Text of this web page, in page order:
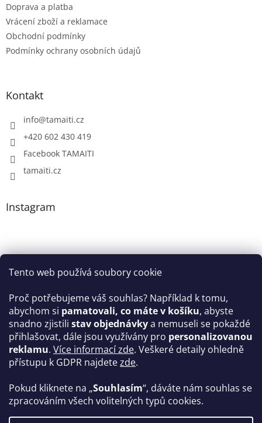
Tento web používá soubory cookie
Proč potřebujeme váš souhlas? Například k tomu,
abychom si pamatovali, co máte v košíku, abyste
snadno zjistili stav objednávkya nemuseli se pokaždé
přihlašovat, dále jsou využívány pro personalizovanou
reklamu. Více informací zde. Veškeré detaily ohledně
přístupu k GDPR najdetezde.
Pokud kliknete na „Souhlasím“, dáváte nám souhlas se
zpracováním všech volitelných typů cookies.
Doprava a platba
Vrácení zboží a reklamace
Obchodní podmínky
Podmínky ochrany osobních údajů
Kontakt
info@tamaiti.cz
+420 602 430 419
Facebook TAMAITI
tamaiti.cz
Instagram
Sledovat na Instagramu
Facebook